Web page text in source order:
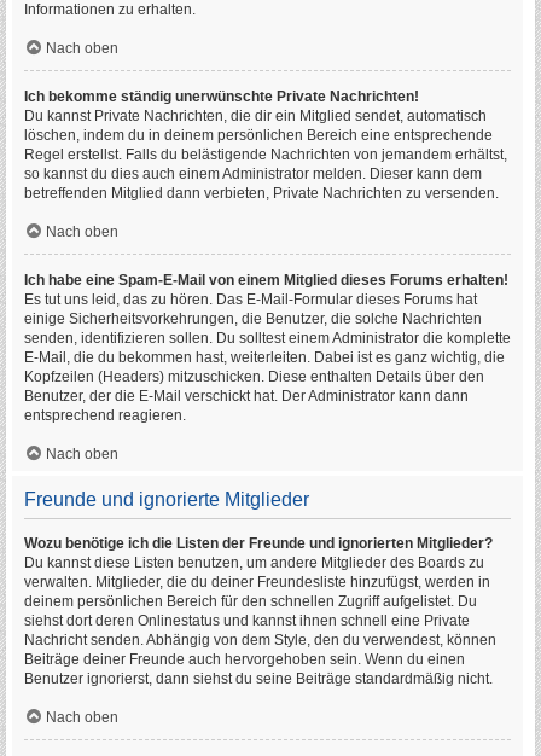
Informationen zu erhalten.
Nach oben
Ich bekomme ständig unerwünschte Private Nachrichten!
Du kannst Private Nachrichten, die dir ein Mitglied sendet, automatisch
löschen, indem du in deinem persönlichen Bereich eine entsprechende
Regel erstellst. Falls du belästigende Nachrichten von jemandem erhältst,
so kannst du dies auch einem Administrator melden. Dieser kann dem
betreffenden Mitglied dann verbieten, Private Nachrichten zu versenden.
Nach oben
Ich habe eine Spam-E-Mail von einem Mitglied dieses Forums erhalten!
Es tut uns leid, das zu hören. Das E-Mail-Formular dieses Forums hat
einige Sicherheitsvorkehrungen, die Benutzer, die solche Nachrichten
senden, identifizieren sollen. Du solltest einem Administrator die komplette
E-Mail, die du bekommen hast, weiterleiten. Dabei ist es ganz wichtig, die
Kopfzeilen (Headers) mitzuschicken. Diese enthalten Details über den
Benutzer, der die E-Mail verschickt hat. Der Administrator kann dann
entsprechend reagieren.
Nach oben
Freunde und ignorierte Mitglieder
Wozu benötige ich die Listen der Freunde und ignorierten Mitglieder?
Du kannst diese Listen benutzen, um andere Mitglieder des Boards zu
verwalten. Mitglieder, die du deiner Freundesliste hinzufügst, werden in
deinem persönlichen Bereich für den schnellen Zugriff aufgelistet. Du
siehst dort deren Onlinestatus und kannst ihnen schnell eine Private
Nachricht senden. Abhängig von dem Style, den du verwendest, können
Beiträge deiner Freunde auch hervorgehoben sein. Wenn du einen
Benutzer ignorierst, dann siehst du seine Beiträge standardmäßig nicht.
Nach oben